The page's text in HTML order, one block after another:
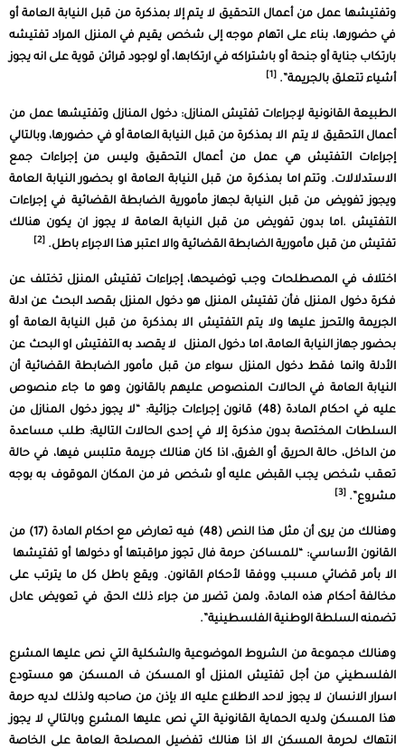
وتفتيشها عمل من أعمال التحقيق لا يتم إلا بمذكرة من قبل النيابة العامة أو
في حضورها، بناء على اتهام موجه إلى شخص يقيم في المنزل المراد تفتيشه
بارتكاب جناية أو جنحة أو باشتراكه في ارتكابها، أو لوجود قرائن قوية على انه يجوز
أشياء تتعلق بالجريمة”. [1]
الطبيعة القانونية لإجراءات تفتيش المنازل: دخول المنازل وتفتيشها عمل من
أعمال التحقيق لا يتم الا بمذكرة من قبل النيابة العامة أو في حضورها، وبالتالي
إجراءات التفتيش هي عمل من أعمال التحقيق وليس من إجراءات جمع
الاستدلالات. وتتم اما بمذكرة من قبل النيابة العامة او بحضور النيابة العامة
ويجوز تفويض من قبل النيابة لجهاز مأمورية الضابطة القضائية في إجراءات
التفتيش .اما بدون تفويض من قبل النيابة العامة لا يجوز ان يكون هنالك
تفتيش من قبل مأمورية الضابطة القضائية والا اعتبر هذا الاجراء باطل. [2]
اختلاف في المصطلحات وجب توضيحها، إجراءات تفتيش المنزل تختلف عن
فكرة دخول المنزل فأن تفتيش المنزل هو دخول المنزل بقصد البحث عن ادلة
الجريمة والتحرز عليها ولا يتم التفتيش الا بمذكرة من قبل النيابة العامة أو
بحضور جهاز النيابة العامة، اما دخول المنزل لا يقصد به التفتيش او البحث عن
الأدلة وانما فقط دخول المنزل سواء من قبل مأمور الضابطة القضائية أن
النيابة العامة في الحالات المنصوص عليهم بالقانون وهو ما جاء منصوص
عليه في احكام المادة (48) قانون إجراءات جزائية: “لا يجوز دخول المنازل من
السلطات المختصة بدون مذكرة إلا في إحدى الحالات التالية: طلب مساعدة
من الداخل، حالة الحريق أو الغرق، اذا كان هنالك جريمة متلبس فيها، في حالة
تعقب شخص يجب القبض عليه أو شخص فر من المكان الموقوف به بوجه
مشروع”. [3]
وهنالك من يرى أن مثل هذا النص (48) فيه تعارض مع احكام المادة (17) من
القانون الأساسي: “للمساكن حرمة فال تجوز مراقبتها أو دخولها أو تفتيشها
الا بأمر قضائي مسبب ووفقا لأحكام القانون. ويقع باطل كل ما يترتب على
مخالفة أحكام هذه المادة، ولمن تضرر من جراء ذلك الحق في تعويض عادل
تضمنه السلطة الوطنية الفلسطينية”.
وهنالك مجموعة من الشروط الموضوعية والشكلية التي نص عليها المشرع
الفلسطيني من أجل تفتيش المنزل أو المسكن ف المسكن هو مستودع
اسرار الانسان لا يجوز لاحد الاطلاع عليه الا بإذن من صاحبه ولذلك لديه حرمة
هذا المسكن ولديه الحماية القانونية التي نص عليها المشرع وبالتالي لا يجوز
انتهاك لحرمة المسكن الا اذا هنالك تفضيل المصلحة العامة على الخاصة